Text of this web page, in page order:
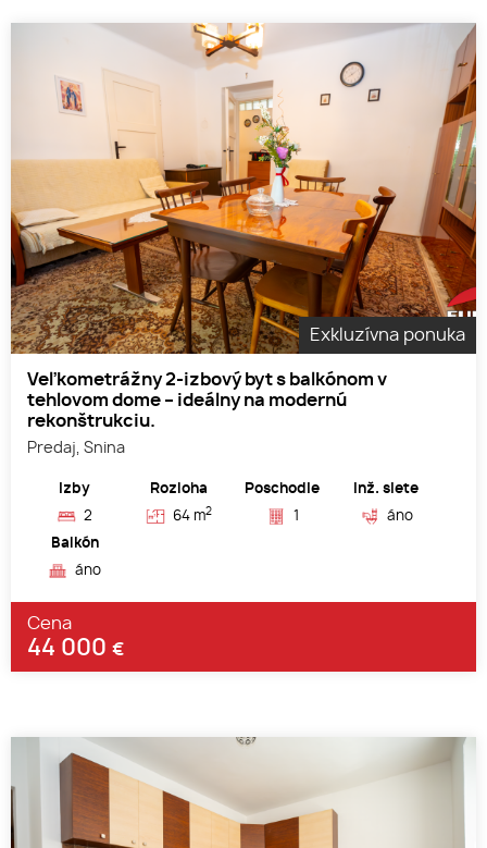
Exkluzívna ponuka
Veľkometrážny 2-izbový byt s balkónom v
tehlovom dome – ideálny na modernú
rekonštrukciu.
Predaj, Snina
Izby
2
Rozloha
64 m2
Poschodie
Inž. siete
áno
Balkón
áno
Cena
44 000 €